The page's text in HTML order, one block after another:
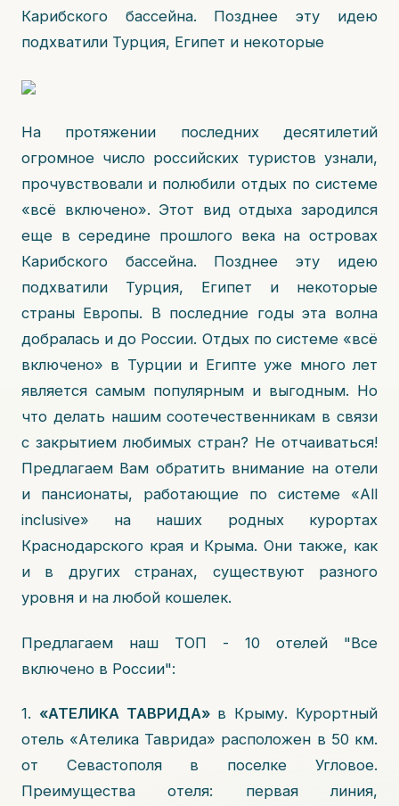
Карибского бассейна. Позднее эту идею
подхватили Турция, Египет и некоторые
На протяжении последних десятилетий
огромное число российских туристов узнали,
прочувствовали и полюбили отдых по системе
«всё включено». Этот вид отдыха зародился
еще в середине прошлого века на островах
Карибского бассейна. Позднее эту идею
подхватили Турция, Египет и некоторые
страны Европы. В последние годы эта волна
добралась и до России. Отдых по системе «всё
включено» в Турции и Египте уже много лет
является самым популярным и выгодным. Но
что делать нашим соотечественникам в связи
с закрытием любимых стран? Не отчаиваться!
Предлагаем Вам обратить внимание на отели
и пансионаты, работающие по системе «All
inclusive» на наших родных курортах
Краснодарского края и Крыма. Они также, как
и в других странах, существуют разного
уровня и на любой кошелек.
Предлагаем наш ТОП - 10 отелей "Все
включено в России":
1. «АТЕЛИКА ТАВРИДА»в Крыму. Курортный
отель «Ателика Таврида» расположен в 50 км.
от Севастополя в поселке Угловое.
Преимущества отеля: первая линия,